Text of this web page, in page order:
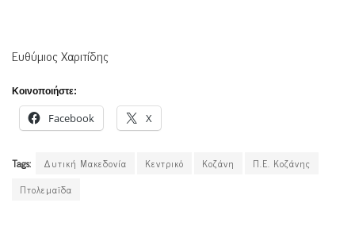
Ευθύμιος Χαριτίδης
Κοινοποιήστε:
Facebook X
Tags: Δυτική Μακεδονία Κεντρικό Κοζάνη
Π.Ε. Κοζάνης
Πτολεμαϊδα